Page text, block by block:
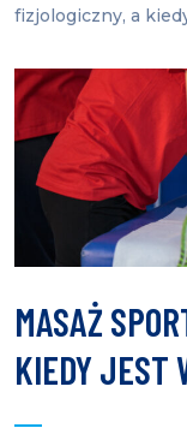
fizjologiczny, a
MASAŻ
KIEDY JEST